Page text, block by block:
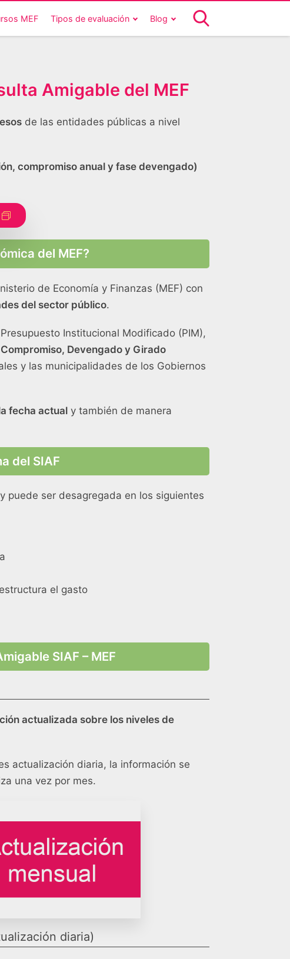
MEF Tipos de evaluación Blog
Amigable del MEF
de las entidades públicas a nivel
compromiso anual y fase devengado)
del MEF?
de Economía y Finanzas (MEF) con
del sector público.
Institucional Modificado (PIM),
Devengado y Girado
y las municipalidades de los Gobiernos
fecha actual y también de manera
del SIAF
puede ser desagregada en los siguientes
el gasto
SIAF – MEF
actualizada sobre los niveles de
actualización diaria, la información se
una vez por mes.
diaria)